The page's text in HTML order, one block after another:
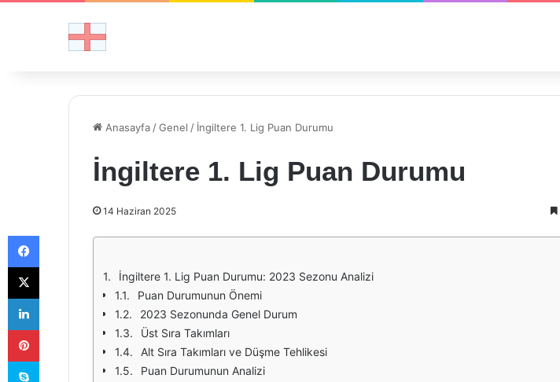
Anasayfa /Genel / İngiltere 1. Lig Puan Durumu
İngiltere 1. Lig Puan Durumu
14 Haziran 2025
İngiltere 1. Lig Puan Durumu: 2023 Sezonu Analizi
Puan Durumunun Önemi
2023 Sezonunda Genel Durum
Üst Sıra Takımları
Alt Sıra Takımları ve Düşme Tehlikesi
Puan Durumunun Analizi
Facebook
X
LinkedIn
Pinterest
Skype